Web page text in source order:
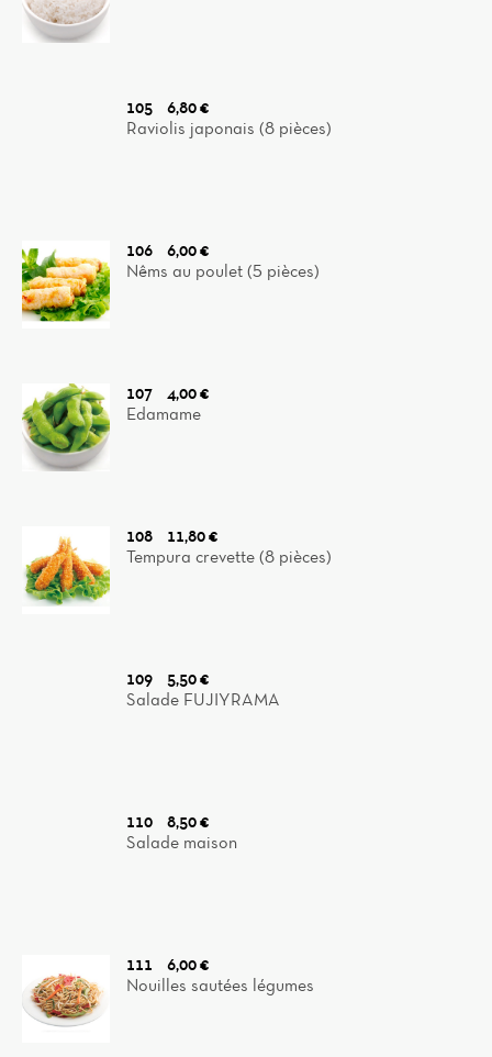
105
6,80 €
Raviolis japonais (8 pièces)
106
6,00 €
Nêms au poulet (5 pièces)
107
4,00 €
Edamame
108
11,80 €
Tempura crevette (8 pièces)
109
5,50 €
Salade FUJIYRAMA
110
8,50 €
Salade maison
111
6,00 €
Nouilles sautées légumes